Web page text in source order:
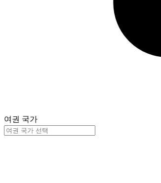
여권 국가